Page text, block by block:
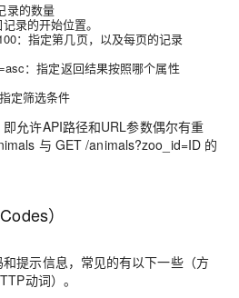
录的数量
录的开始位置。
：指定第几页，以及每页的记录
：指定返回结果按照哪个属性
定筛选条件
允许API路径和URL参数偶尔有重
与 GET /animals?zoo_id=ID 的
）
提示信息，常见的有以下一些（方
动词）。